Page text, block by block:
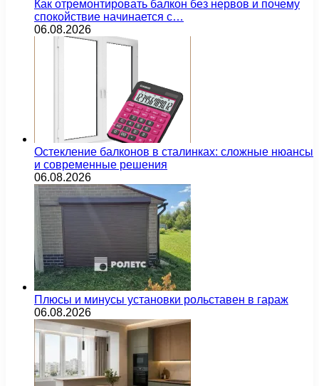
Как отремонтировать балкон без нервов и почему
спокойствие начинается с…
06.08.2026
Остекление балконов в сталинках: сложные нюансы
и современные решения
06.08.2026
Плюсы и минусы установки рольставен в гараж
06.08.2026